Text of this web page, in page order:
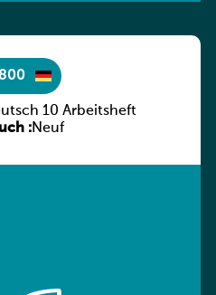
10 Arbeitsheft
:Neuf